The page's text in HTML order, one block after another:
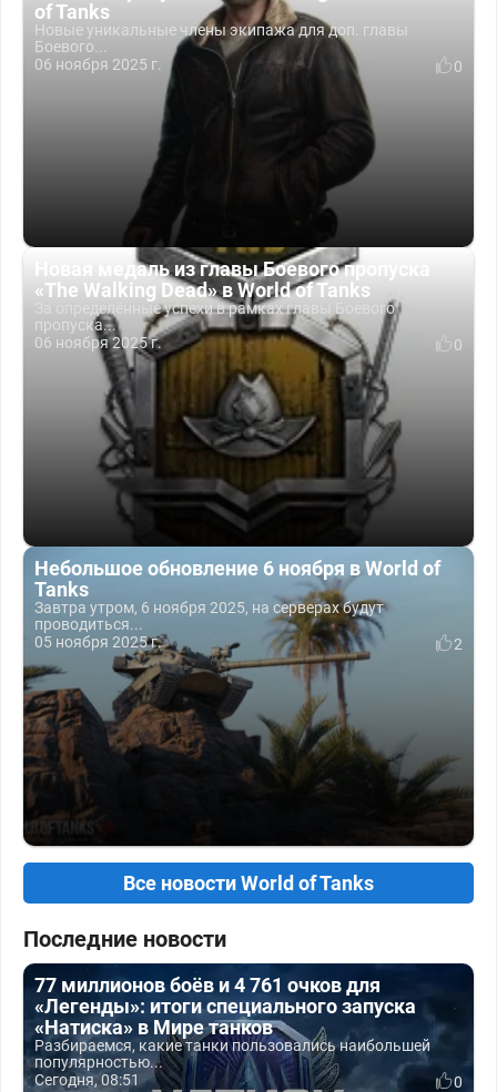
of Tanks
Новые уникальные члены экипажа для доп. главы
Боевого...
06 ноября 2025 г.
0
Новая медаль из главы Боевого пропуска
«The Walking Dead» в World of Tanks
За определённые успехи в рамках главы Боевого
пропуска...
06 ноября 2025 г.
0
Небольшое обновление 6 ноября в World of
Tanks
Завтра утром, 6 ноября 2025, на серверах будут
проводиться...
05 ноября 2025 г.
2
Все новости World of Tanks
Последние новости
77 миллионов боёв и 4 761 очков для
«Легенды»: итоги специального запуска
«Натиска» в Мире танков
Разбираемся, какие танки пользовались наибольшей
популярностью...
Сегодня, 08:51
0